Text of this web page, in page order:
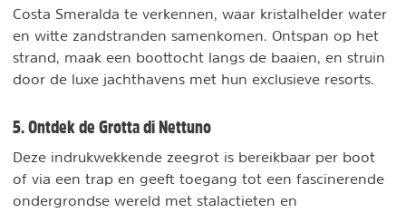
Costa Smeralda te verkennen, waar kristalhelder water
en witte zandstranden samenkomen. Ontspan op het
strand, maak een boottocht langs de baaien, en struin
door de luxe jachthavens met hun exclusieve resorts.
5. Ontdek de Grotta di Nettuno
Deze indrukwekkende zeegrot is bereikbaar per boot
of via een trap en geeft toegang tot een fascinerende
ondergrondse wereld met stalactieten en